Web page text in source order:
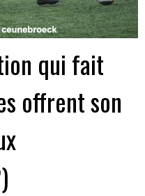
qui fait
offrent son